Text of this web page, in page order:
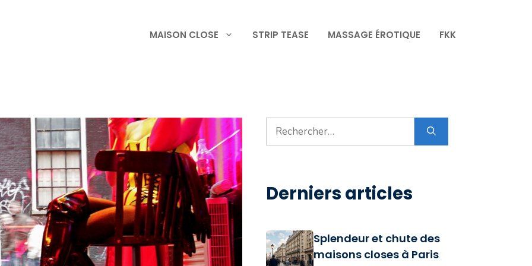
MAISON CLOSE STRIP TEASE MASSAGE ÉROTIQUE FKK
Rechercher :
Derniers articles
Splendeur et chute des
maisons closes à Paris